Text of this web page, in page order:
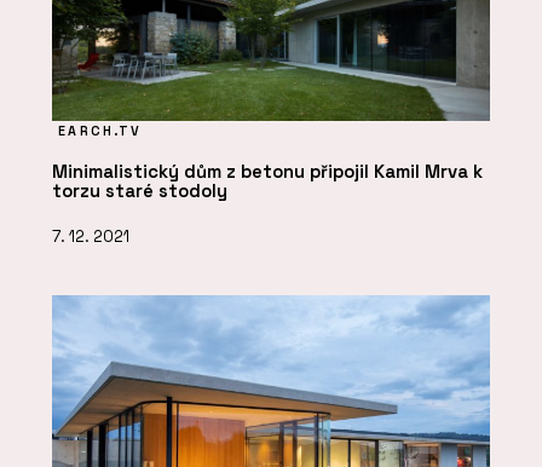
EARCH.TV
Minimalistický dům z betonu připojil Kamil Mrva k
torzu staré stodoly
7. 12. 2021